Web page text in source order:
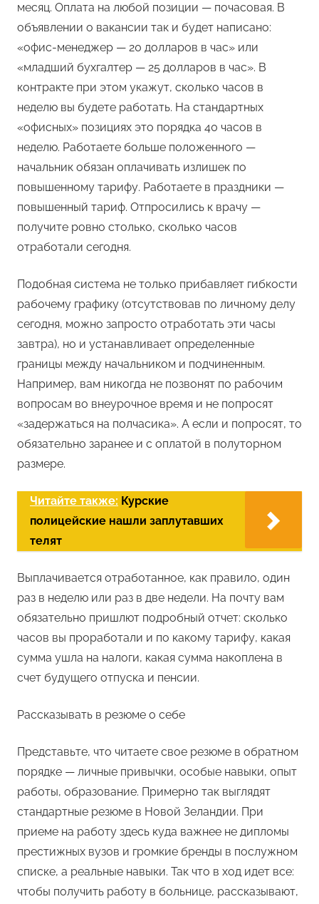
месяц. Оплата на любой позиции — почасовая. В
объявлении о вакансии так и будет написано:
«офис-менеджер — 20 долларов в час» или
«младший бухгалтер — 25 долларов в час». В
контракте при этом укажут, сколько часов в
неделю вы будете работать. На стандартных
«офисных» позициях это порядка 40 часов в
неделю. Работаете больше положенного —
начальник обязан оплачивать излишек по
повышенному тарифу. Работаете в праздники —
повышенный тариф. Отпросились к врачу —
получите ровно столько, сколько часов
отработали сегодня.
Подобная система не только прибавляет гибкости
рабочему графику (отсутствовав по личному делу
сегодня, можно запросто отработать эти часы
завтра), но и устанавливает определенные
границы между начальником и подчиненным.
Например, вам никогда не позвонят по рабочим
вопросам во внеурочное время и не попросят
«задержаться на полчасика». А если и попросят, то
обязательно заранее и с оплатой в полуторном
размере.
Читайте также: Курские
полицейские нашли заплутавших
телят
Выплачивается отработанное, как правило, один
раз в неделю или раз в две недели. На почту вам
обязательно пришлют подробный отчет: сколько
часов вы проработали и по какому тарифу, какая
сумма ушла на налоги, какая сумма накоплена в
счет будущего отпуска и пенсии.
Рассказывать в резюме о себе
Представьте, что читаете свое резюме в обратном
порядке — личные привычки, особые навыки, опыт
работы, образование. Примерно так выглядят
стандартные резюме в Новой Зеландии. При
приеме на работу здесь куда важнее не дипломы
престижных вузов и громкие бренды в послужном
списке, а реальные навыки. Так что в ход идет все:
чтобы получить работу в больнице, рассказывают,